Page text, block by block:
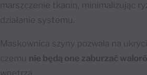
marszczenie tkanin, minimalizując
działanie systemu.
Maskownica szyny pozwala na
czemu nie będą one zaburzać
wnętrza.